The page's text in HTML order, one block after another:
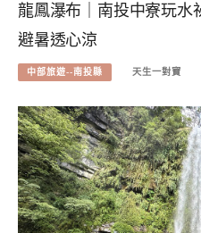
龍鳳瀑布｜南投中寮玩水
避暑透心涼
中部旅遊--南投縣 天生一對寶